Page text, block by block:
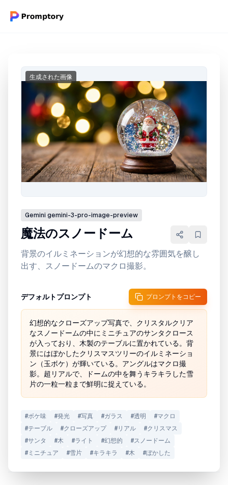
生成された画像
Gemini gemini-3-pro-image-preview
魔法のスノードーム
背景のイルミネーションが幻想的な雰囲気を醸し
出す、スノードームのマクロ撮影。
デフォルトプロンプト プロンプトをコピー
幻想的なクローズアップ写真で、クリスタルクリア
なスノードームの中にミニチュアのサンタクロース
が入っており、木製のテーブルに置かれている。背
景にはぼかしたクリスマスツリーのイルミネーショ
ン（玉ボケ）が輝いている。アングルはマクロ撮
影。超リアルで、ドームの中を舞うキラキラした雪
片の一粒一粒まで鮮明に捉えている。
#ボケ味 #発光 #写真 #ガラス #透明 #マクロ
#テーブル #クローズアップ #リアル #クリスマス
#サンタ #木 #ライト #幻想的 #スノードーム
#ミニチュア #雪片 #キラキラ #木 #ぼかした